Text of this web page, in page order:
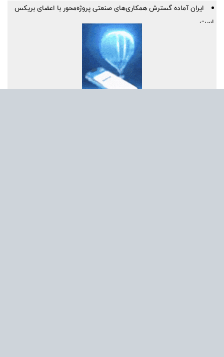
ایران آماده گسترش همکاری‌های صنعتی پروژه‌محور با اعضای بریکس
است
بهره گیری حداکثری از ظرفیت موافقتنامه تجارت آزاد ایران و روسیه
معاونت توسعه مدیریت و منابع انسانی منطقه آزاد دوغارون علت
استراتژی اعطای امتیاز خاص جذب سرمایه‌های انسانی بومی در آزمون
استخدامی اخیر را تشریح نمود